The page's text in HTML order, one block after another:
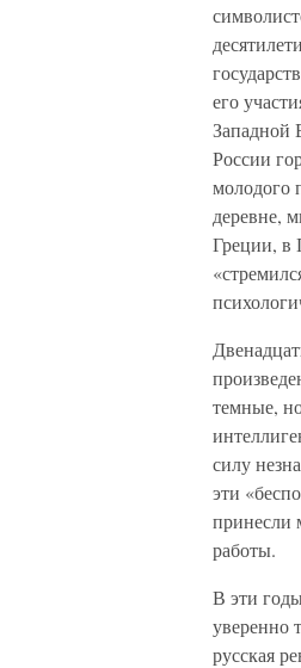
его
Западной
России
молодого
деревне,
Греции, в
темные,
силу
эти
принесли
работы.
В эти
уверенно
русская